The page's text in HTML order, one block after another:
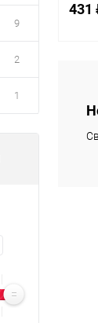
9
2
1
431
В